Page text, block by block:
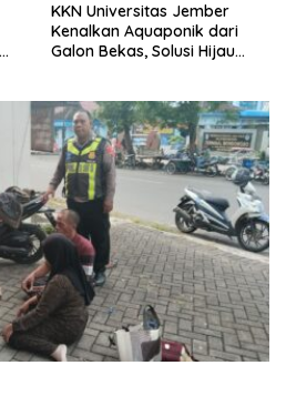
KKN Universitas Jember
Kenalkan Aquaponik dari
Galon Bekas, Solusi Hijau